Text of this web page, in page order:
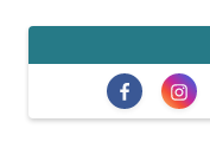
EDITORIAL